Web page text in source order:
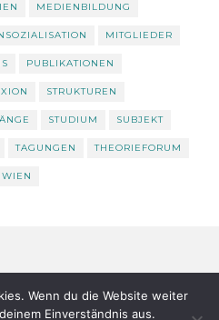
MEDIENBILDUNG
MITGLIEDER
PUBLIKATIONEN
STRUKTUREN
STUDIUM SUBJEKT
TAGUNGEN THEORIEFORUM
WIEN
Über uns
Wenn du die Website weiter
Einverständnis aus.